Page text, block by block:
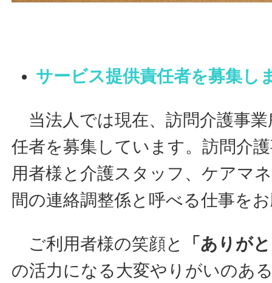
サービス提供責任者を募集し
当法人では現在、訪問介護事
任者を募集しています。訪問介
用者様と介護スタッフ、ケアマ
間の連絡調整係と呼べる仕事を
ご利用者様の笑顔と
「ありが
の活力になる大変やりがいのあ